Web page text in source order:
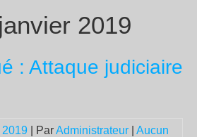
2019
: Attaque judiciaire
2019 | ParAdministrateur
Aucun